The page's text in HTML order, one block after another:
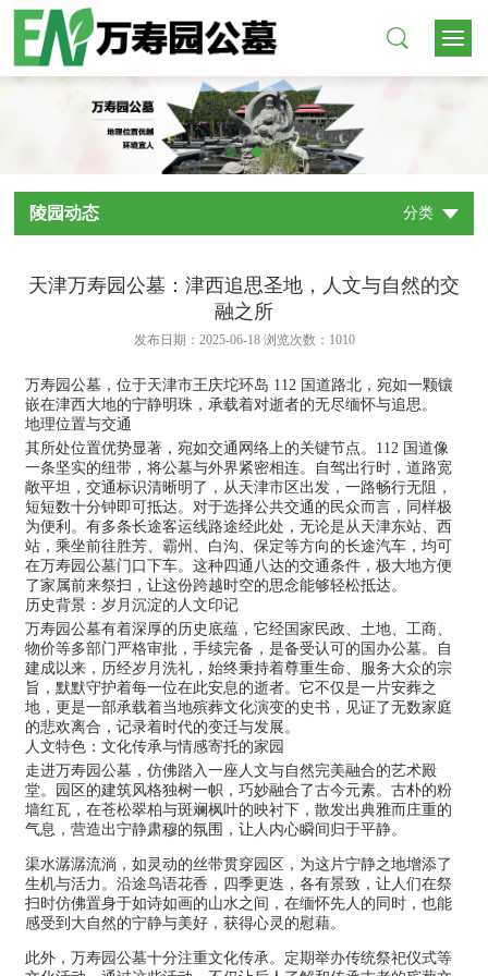
陵园动态 分类
天津万寿园公墓：津西追思圣地，人文与自然的交
融之所
发布日期：2025-06-18 浏览次数： 1010
万寿园公墓，位于天津市王庆坨环岛 112 国道路北，宛如一颗镶
嵌在津西大地的宁静明珠，承载着对逝者的无尽缅怀与追思。
地理位置与交通
其所处位置优势显著，宛如交通网络上的关键节点。112 国道像
一条坚实的纽带，将公墓与外界紧密相连。自驾出行时，道路宽
敞平坦，交通标识清晰明了，从天津市区出发，一路畅行无阻，
短短数十分钟即可抵达。对于选择公共交通的民众而言，同样极
为便利。有多条长途客运线路途经此处，无论是从天津东站、西
站，乘坐前往胜芳、霸州、白沟、保定等方向的长途汽车，均可
在万寿园公墓门口下车。这种四通八达的交通条件，极大地方便
了家属前来祭扫，让这份跨越时空的思念能够轻松抵达。
历史背景：岁月沉淀的人文印记
万寿园公墓有着深厚的历史底蕴，它经国家民政、土地、工商、
物价等多部门严格审批，手续完备，是备受认可的国办公墓。自
建成以来，历经岁月洗礼，始终秉持着尊重生命、服务大众的宗
旨，默默守护着每一位在此安息的逝者。它不仅是一片安葬之
地，更是一部承载着当地殡葬文化演变的史书，见证了无数家庭
的悲欢离合，记录着时代的变迁与发展。
人文特色：文化传承与情感寄托的家园
走进万寿园公墓，仿佛踏入一座人文与自然完美融合的艺术殿
堂。园区的建筑风格独树一帜，巧妙融合了古今元素。古朴的粉
墙红瓦，在苍松翠柏与斑斓枫叶的映衬下，散发出典雅而庄重的
气息，营造出宁静肃穆的氛围，让人内心瞬间归于平静。
渠水潺潺流淌，如灵动的丝带贯穿园区，为这片宁静之地增添了
生机与活力。沿途鸟语花香，四季更迭，各有景致，让人们在祭
扫时仿佛置身于如诗如画的山水之间，在缅怀先人的同时，也能
感受到大自然的宁静与美好，获得心灵的慰藉。
此外，万寿园公墓十分注重文化传承。定期举办传统祭祀仪式等